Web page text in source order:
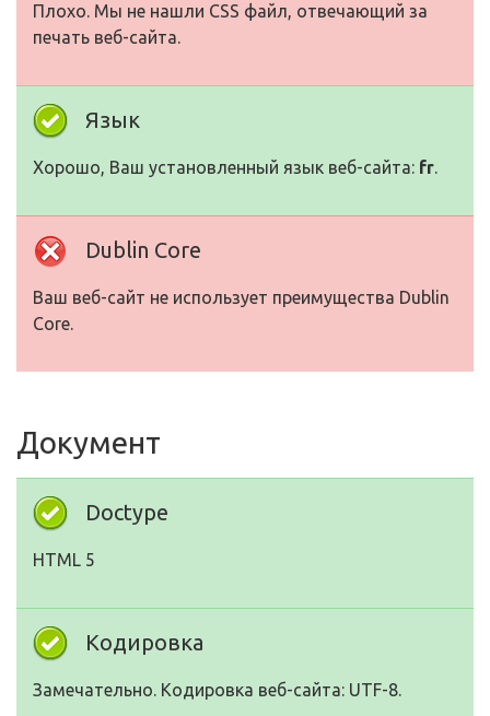
Плохо. Мы не нашли CSS файл, отвечающий за
печать веб-сайта.
Язык
Хорошо, Ваш установленный язык веб-сайта: fr.
Dublin Core
Ваш веб-сайт не использует преимущества Dublin
Core.
Документ
Doctype
HTML 5
Кодировка
Замечательно. Кодировка веб-сайта: UTF-8.